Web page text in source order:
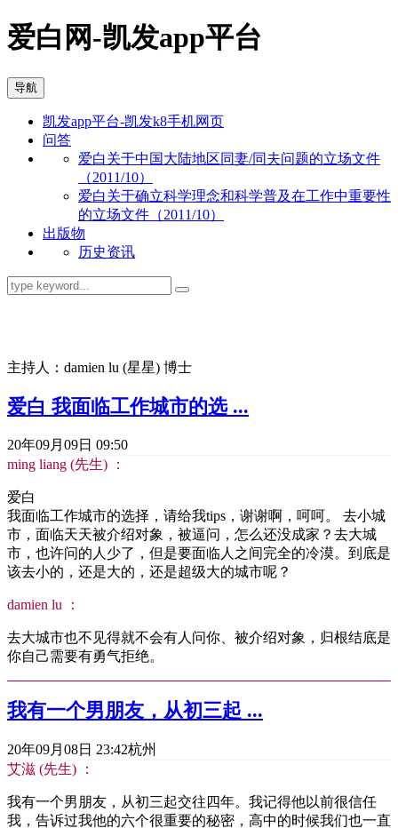
爱白网-凯发app平台
导航
凯发app平台-凯发k8手机网页
问答
爱白关于中国大陆地区同妻/同夫问题的立场文件
（2011/10）
爱白关于确立科学理念和科学普及在工作中重要性
的立场文件（2011/10）
出版物
历史资讯
主持人：damien lu (星星) 博士
爱白 我面临工作城市的选 ...
20年09月09日 09:50
ming liang (先生) ：
爱白
我面临工作城市的选择，请给我tips，谢谢啊，呵呵。 去小城
市，面临天天被介绍对象，被逼问，怎么还没成家？去大城
市，也许问的人少了，但是要面临人之间完全的冷漠。到底是
该去小的，还是大的，还是超级大的城市呢？
damien lu ：
去大城市也不见得就不会有人问你、被介绍对象，归根结底是
你自己需要有勇气拒绝。
我有一个男朋友，从初三起 ...
20年09月08日 23:42杭州
艾滋 (先生) ：
我有一个男朋友，从初三起交往四年。我记得他以前很信任
我，告诉过我他的六个很重要的秘密，高中的时候我们也一直